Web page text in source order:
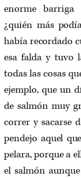
enorme
¿quién más
había recordado
esa falda y tuvo
todas las cosas
ejemplo, que un
de salmón muy
correr y sacarse
pendejo aquel
pelara, porque a
el salmón